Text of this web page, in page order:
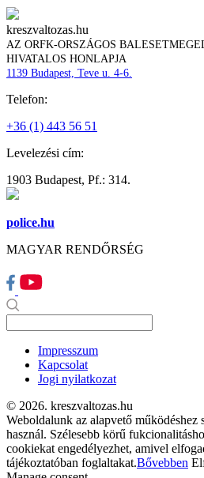
kreszvaltozas.hu
AZ ORFK-ORSZÁGOS
HIVATALOS HONLAPJA
1139 Budapest, Teve u. 4-6.
Telefon:
+36 (1) 443 56 51
Levelezési cím:
1903 Budapest, Pf.: 314.
police.hu
MAGYAR RENDŐRSÉG
Impresszum
Kapcsolat
Jogi nyilatkozat
© 2026. kreszvaltozas.hu
Weboldalunk az alapvető működéshez
használ. Szélesebb körű
cookiekat engedélyezhet, amivel
tájékoztatóban foglaltakat.Bővebben